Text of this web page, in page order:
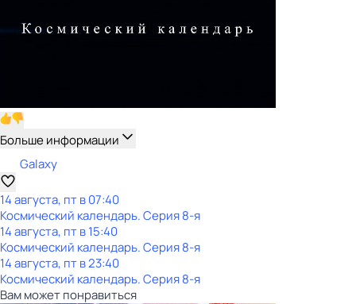
Больше информации
Galaxy
14 августа, пт в 07:40
Космический календарь. Серия 8-я
14 августа, пт в 15:40
Космический календарь. Серия 8-я
14 августа, пт в 23:40
Космический календарь. Серия 8-я
Вам может понравиться